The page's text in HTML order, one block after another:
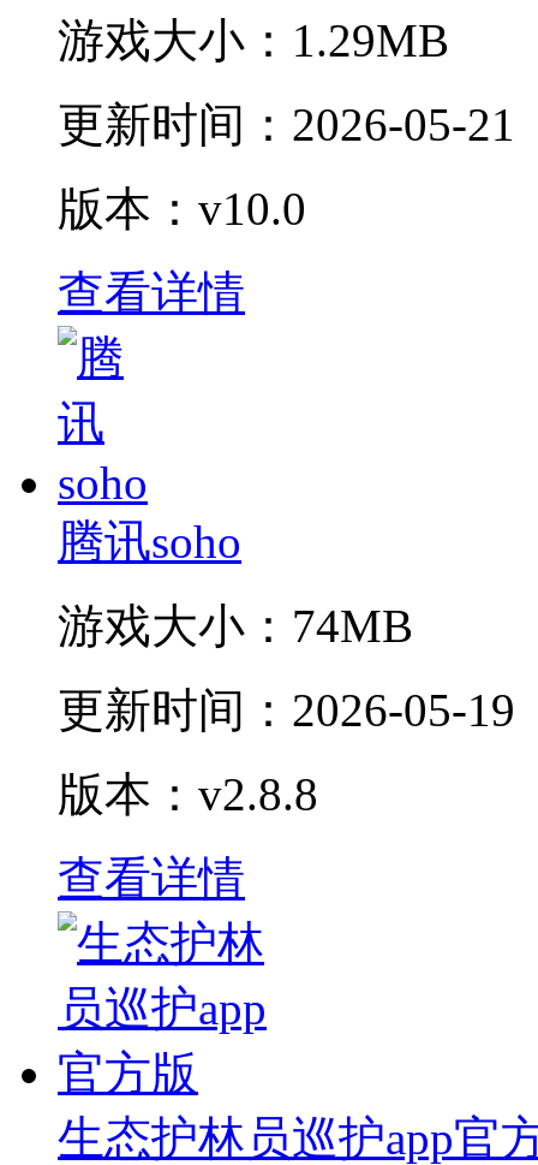
游戏大小： 1.29MB
更新时间： 2026-05-21
版本：v10.0
查看详情
腾讯soho
游戏大小： 74MB
更新时间： 2026-05-19
版本：v2.8.8
查看详情
生态护林员巡护app官